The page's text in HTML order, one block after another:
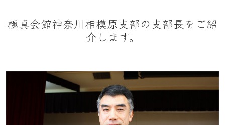
極真会館神奈川相模原支部の支部長をご紹
介します。